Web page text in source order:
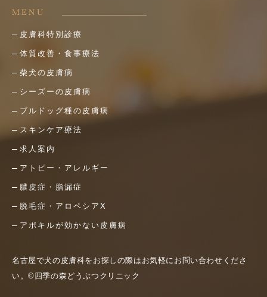
MENU
皮膚科特別診療
体質改善・食事療法
柴犬の皮膚病
シーズーの皮膚病
ブルドッグ種の皮膚病
スキンケア療法
求人案内
アトピー・アレルギー
膿皮症・脂漏症
脱毛症・アロペシアX
アポキルが効かない皮膚病
名古屋で犬の皮膚科をお探しの際はお気軽にお問い合わせくださ
い。©四季の森どうぶつクリニック